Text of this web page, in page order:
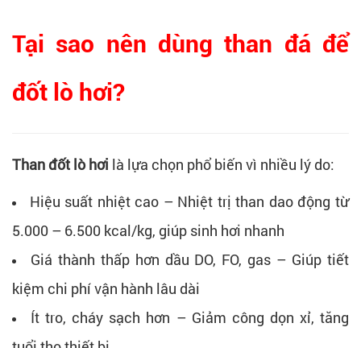
Tại sao nên dùng than đá để
đốt lò hơi?
Than đốt lò hơi là lựa chọn phổ biến vì nhiều lý do:
Hiệu suất nhiệt cao – Nhiệt trị than dao động từ
5.000 – 6.500 kcal/kg, giúp sinh hơi nhanh
Giá thành thấp hơn dầu DO, FO, gas – Giúp tiết
kiệm chi phí vận hành lâu dài
Ít tro, cháy sạch hơn – Giảm công dọn xỉ, tăng